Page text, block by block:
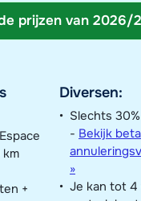
prijzen van 2026/
+
Diversen:
Slechts
- Bekijk
»
Je kan tot